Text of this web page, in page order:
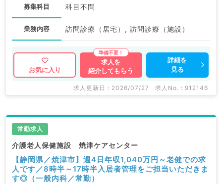
募集科目 科目不問
業務内容 訪問診療（居宅）, 訪問診療（施設）
お気に入り
求人を
紹介してもらう
詳細を
見る
求人更新日 : 2026/07/27 求人No. : 912146
常勤求人
介護老人保健施設 焼津ケアセンター
【静岡県／焼津市】週4日年収1,040万円～老健での求
人です／8時半～17時半入居者管理をご担当いただきま
す◎（一般内科／常勤）